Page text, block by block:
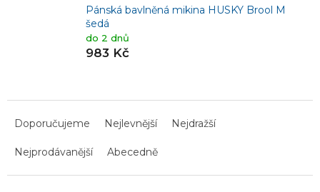
Pánská bavlněná mikina HUSKY Brool M
šedá
do 2 dnů
983 Kč
Doporučujeme Nejlevnější Nejdražší
Nejprodávanější Abecedně